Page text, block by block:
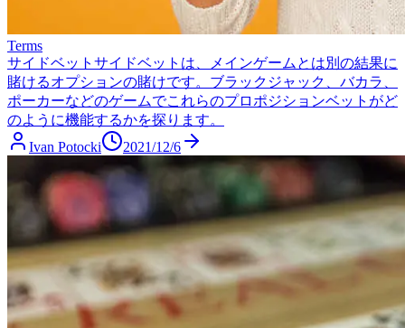
Terms
サイドベット サイドベットは、メインゲームとは別の結果に
賭けるオプションの賭けです。ブラックジャック、バカラ、
ポーカーなどのゲームでこれらのプロポジションベットがど
のように機能するかを探ります。
Ivan Potocki
2021/12/6